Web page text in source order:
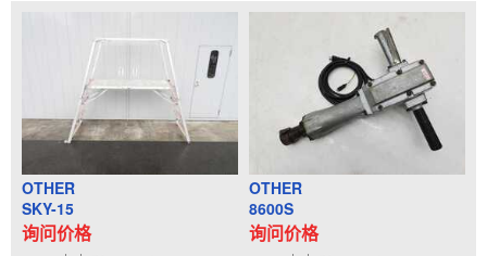
OTHER
SKY-15
询问价格
OTHER
8600S
询问价格